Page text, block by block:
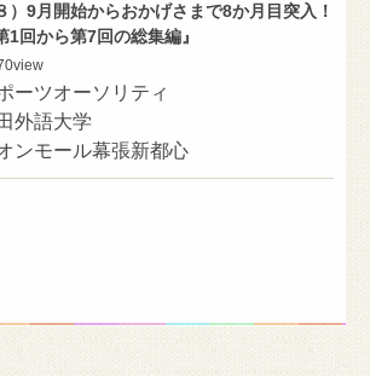
）9月開始からおかげさまで8か月目突入！
1回から第7回の総集編』
view
ーツオーソリティ
外語大学
ンモール幕張新都心